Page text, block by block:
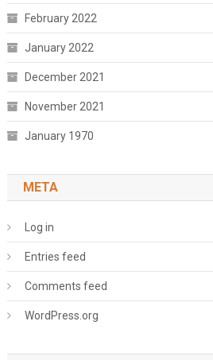
February 2022
January 2022
December 2021
November 2021
January 1970
META
Log in
Entries feed
Comments feed
WordPress.org